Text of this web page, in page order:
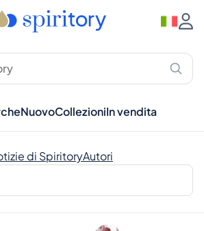
NuovoCollezioniIn vendita
di SpiritoryAutori